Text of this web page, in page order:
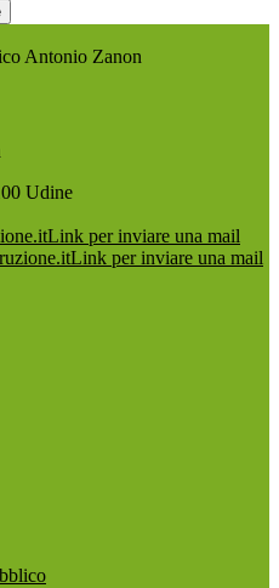
Antonio Zanon
Udine
Link per inviare una mail
Link per inviare una mail